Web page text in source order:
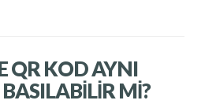
QR KOD AYNI
MI?